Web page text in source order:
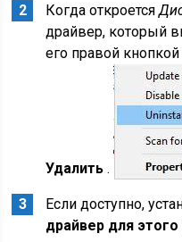
Когда откроется
драйвер, который
его правой
Удалить.
Если доступно,
драйвер для этого